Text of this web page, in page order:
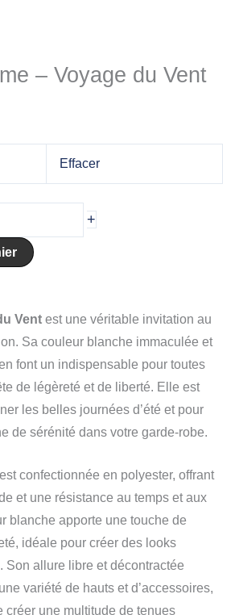
– Voyage du Vent
Effacer
+
Vent est une véritable invitation au
Sa couleur blanche immaculée et
font un indispensable pour toutes
de légèreté et de liberté. Elle est
les belles journées d’été et pour
de sérénité dans votre garde-robe.
confectionnée en polyester, offrant
et une résistance au temps et aux
blanche apporte une touche de
idéale pour créer des looks
Son allure libre et décontractée
variété de hauts et d’accessoires,
créer une multitude de tenues